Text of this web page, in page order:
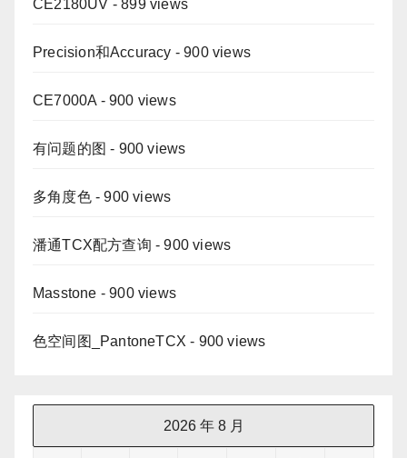
CE2180UV - 899 views
Precision和Accuracy - 900 views
CE7000A- 900 views
有问题的图 - 900 views
多角度色- 900 views
潘通TCX配方查询 - 900 views
Masstone - 900 views
色空间图_PantoneTCX - 900 views
2026 年 8 月